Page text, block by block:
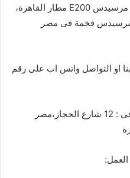
بالتالى اجر مرسيدس E200، تأجير مرسيدس E200 مطار القاهرة،
او التواصل واتس اب على رقم
بالتالى يمكنك زيارة موقع الشركة فى : 12 شارع الحجاز،مصر